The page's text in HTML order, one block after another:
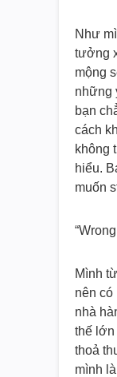
Như
tưởng
mộng
những
bạn
cách
không
hiểu.
muốn
Mình
nên có
nhà
thế lớn
thoả
mình